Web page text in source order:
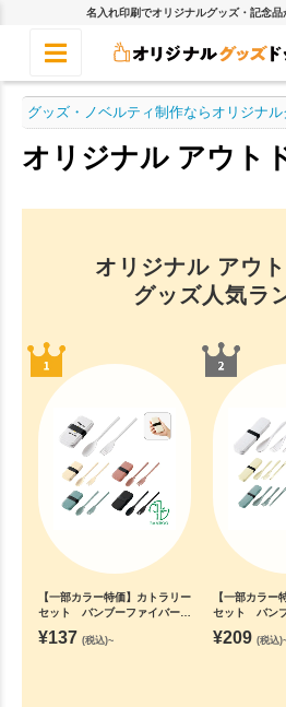
名入れ印刷でオリジナルグッズ・記念品
グッズ・ノベルティ制作ならオリジナ
オリジナル アウト
オリジナル アウ
グッズ人気ラ
【一部カラー特価】カトラリー
セット バンブーファイバー入
¥137 (税込)~
【一部カラー
セット バンブ
¥209 (税込